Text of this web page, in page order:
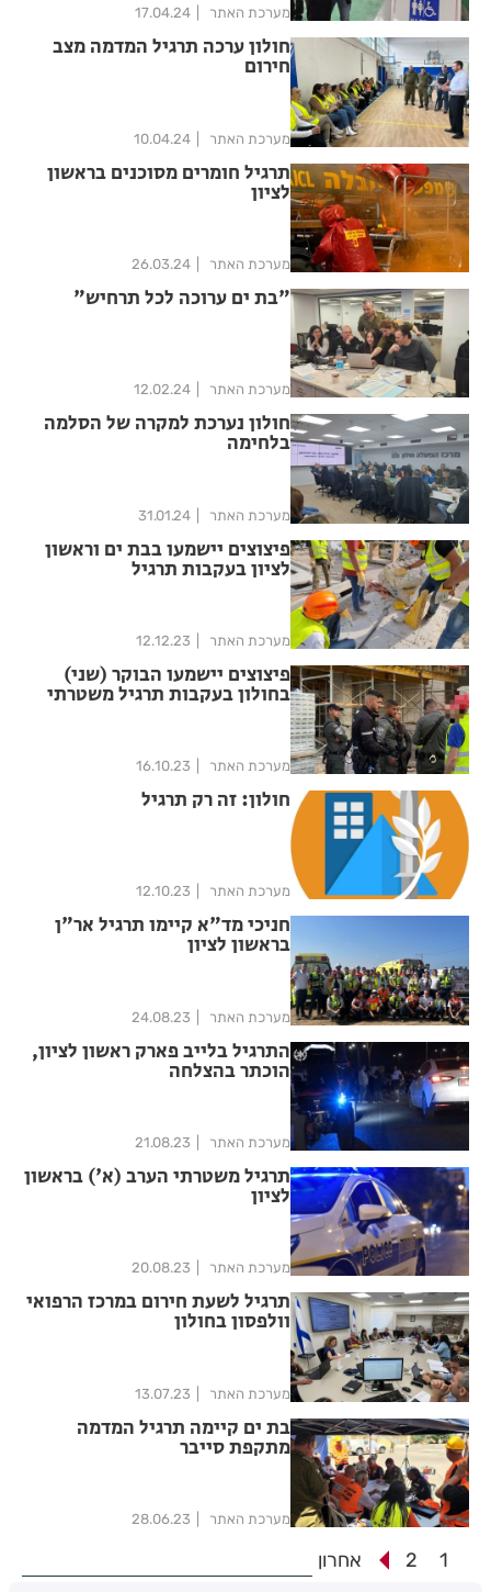
מערכת האתר 17.04.24
חולון ערכה תרגיל המדמה מצב
חירום
מערכת האתר 10.04.24
תרגיל חומרים מסוכנים בראשון
לציון
מערכת האתר 26.03.24
"בת ים ערוכה לכל תרחיש"
מערכת האתר 12.02.24
חולון נערכת למקרה של הסלמה
בלחימה
מערכת האתר 31.01.24
פיצוצים יישמעו בבת ים וראשון
לציון בעקבות תרגיל
מערכת האתר 12.12.23
פיצוצים יישמעו הבוקר (שני)
בחולון בעקבות תרגיל משטרתי
מערכת האתר 16.10.23
חולון: זה רק תרגיל
מערכת האתר 12.10.23
חניכי מד"א קיימו תרגיל אר"ן
בראשון לציון
מערכת האתר 24.08.23
התרגיל בלייב פארק ראשון לציון,
הוכתר בהצלחה
מערכת האתר 21.08.23
תרגיל משטרתי הערב (א') בראשון
לציון
מערכת האתר 20.08.23
תרגיל לשעת חירום במרכז הרפואי
וולפסון בחולון
מערכת האתר 13.07.23
בת ים קיימה תרגיל המדמה
מתקפת סייבר
מערכת האתר 28.06.23
1
2 אחרון